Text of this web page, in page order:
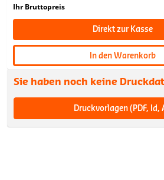
Ihr Bruttopreis
Direkt zur Kasse
In den Warenkorb
Sie haben noch keine
Druckvorlagen (PDF, Id,